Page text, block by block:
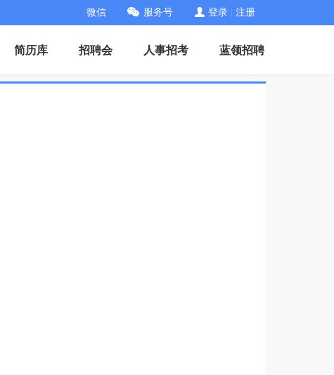
微信 服务号 登录 注册
简历库 招聘会 人事招考 蓝领招聘